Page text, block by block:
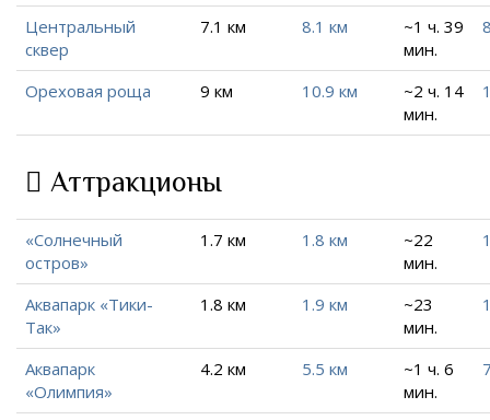
Центральный
сквер
7.1 км 8.1 км
~1 ч. 39
мин.
Ореховая роща 9 км 10.9 км
~2 ч. 14
мин.
Аттракционы
«Солнечный
остров»
1.7 км 1.8 км
~22
мин.
Аквапарк «Тики-
Так»
1.8 км 1.9 км
~23
мин.
Аквапарк
«Олимпия»
4.2 км 5.5 км
~1 ч. 6
мин.